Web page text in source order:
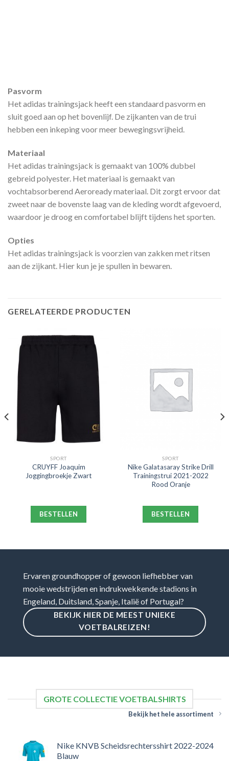
Pasvorm
Het adidas trainingsjack heeft een standaard pasvorm en
sluit goed aan op het bovenlijf. De zijkanten van de trui
hebben een inkeping voor meer bewegingsvrijheid.
Materiaal
Het adidas trainingsjack is gemaakt van 100% dubbel
gebreid polyester. Het materiaal is gemaakt van
vochtabsorberend Aeroready materiaal. Dit zorgt ervoor dat
zweet naar de bovenste laag van de kleding wordt afgevoerd,
waardoor je droog en comfortabel blijft tijdens het sporten.
Opties
Het adidas trainingsjack is voorzien van zakken met ritsen
aan de zijkant. Hier kun je je spullen in bewaren.
GERELATEERDE PRODUCTEN
SPORT
CRUYFF Joaquim
Joggingbroekje Zwart
BESTELLEN
SPORT
Nike Galatasaray Strike Drill
Trainingstrui 2021-2022
Rood Oranje
BESTELLEN
Ervaren groundhopper of gewoon liefhebber van
mooie wedstrijden en indrukwekkende stadions in
Engeland, Duitsland, Spanje, Italië of Portugal?
BEKIJK HIER DE MEEST UNIEKE
VOETBALREIZEN!
GROTE COLLECTIE VOETBALSHIRTS
Bekijk het hele assortiment
Nike KNVB Scheidsrechtersshirt 2022-2024
Blauw